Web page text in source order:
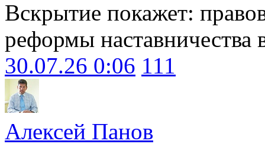
Вскрытие покажет:
реформы наставничества
30.07.26 0:06 111
Алексей Панов